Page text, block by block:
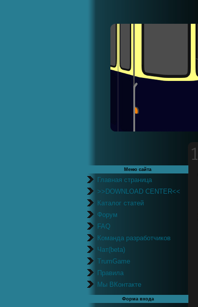
Меню сайта
Главная страница
>>DOWNLOAD CENTER<<
Каталог статей
Форум
FAQ
Команда разработчиков
Чат(beta)
TrumGame
Правила
Мы ВКонтакте
Форма входа